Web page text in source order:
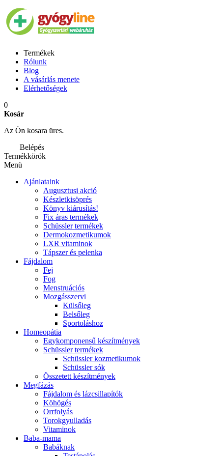
Termékek
Rólunk
Blog
A vásárlás menete
Elérhetőségek
0
Kosár
Az Ön kosara üres.
Belépés
Termékkörök
Menü
Ajánlataink
Augusztusi akció
Készletkisöprés
Könyv kiárusítás!
Fix áras termékek
Schüssler termékek
Dermokozmetikumok
LXR vitaminok
Tápszer és pelenka
Fájdalom
Fej
Fog
Menstruációs
Mozgásszervi
Külsőleg
Belsőleg
Sportoláshoz
Homeopátia
Egykomponensű készítmények
Schüssler termékek
Schüssler kozmetikumok
Schüssler sók
Összetett készítmények
Megfázás
Fájdalom és lázcsillapítók
Köhögés
Orrfolyás
Torokgyulladás
Vitaminok
Baba-mama
Babáknak